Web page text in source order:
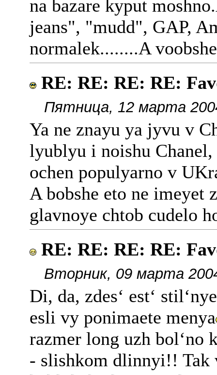
na bazare kyput
jeans", "mudd", GAP,
normalek........A
RE: RE: RE: RE:
Пятница, 12 марта
Ya ne znayu ya jyvu v
lyublyu i noishu
ochen populyarno v
A bobshe eto ne imeyet
glavnoye chtob cudelo
RE: RE: RE: RE:
Вторник, 09 марта
Di, da, zdes‘ est‘
esli vy ponimaete menya
razmer long uzh bol‘no
- slishkom dlinnyi!! Tak